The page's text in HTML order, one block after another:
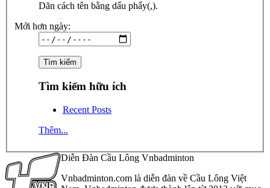
Dãn cách tên bằng dấu phẩy(,).
Mới hơn ngày:
Tìm kiếm hữu ích
Recent Posts
Thêm...
Diễn Đàn Cầu Lông Vnbadminton
Vnbadminton.com là diễn đàn về Cầu Lông Việt